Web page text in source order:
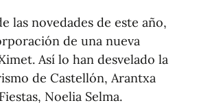
las novedades de este año,
de una nueva
Así lo han desvelado la
de Castellón, Arantxa
Noelia Selma.